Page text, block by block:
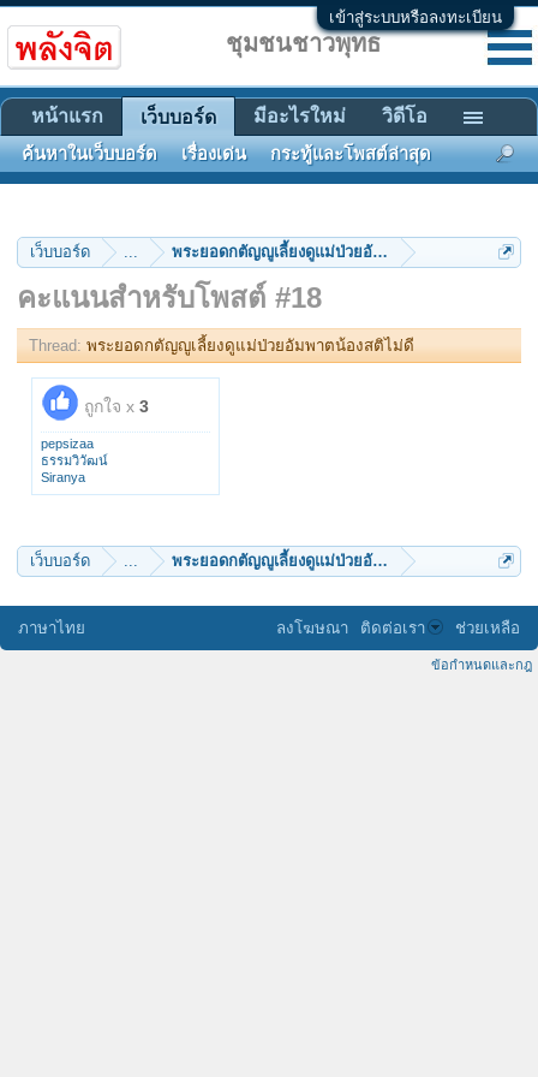
เข้าสู่ระบบหรือลงทะเบียน
เว็บบอร์ด ... พระยอดกตัญญูเลี้ยงดูแม่ป่วยอัมพาตน้องสติไม่ดี
คะแนนสำหรับโพสต์ #18
Thread: พระยอดกตัญญูเลี้ยงดูแม่ป่วยอัมพาตน้องสติไม่ดี
ถูกใจ x 3
pepsizaa
ธรรมวิวัฒน์
Siranya
เว็บบอร์ด ... พระยอดกตัญญูเลี้ยงดูแม่ป่วยอัมพาตน้องสติไม่ดี
ชุมชนชาวพุทธ
หน้าแรก เว็บบอร์ด
ค้นหาในเว็บบอร์ด เรื่องเด่น กระทู้และโพสต์ล่าสุด
มีอะไรใหม่ วิดีโอ
ภาษาไทย ลงโฆษณา ติดต่อเรา ช่วยเหลือ
ข้อกำหนดและกฎ